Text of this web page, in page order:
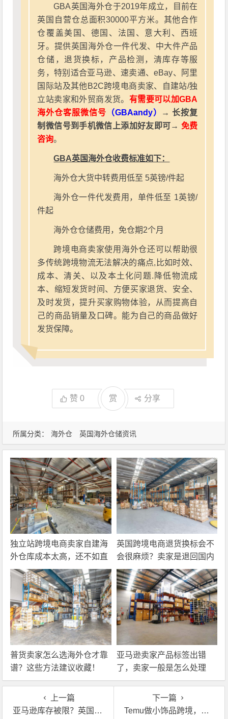
所属分类： 海外仓 英国海外仓储资讯
GBA英国海外仓于2019年成立，目前在
英国自营仓总面积30000平方米。其他合作
仓覆盖美国、德国、法国、意大利、西班
牙。提供英国海外仓一件代发、中大件产品
仓储，退货换标，产品检测，清库存等服
务，特别适合亚马逊、速卖通、eBay、阿里
国际站及其他B2C跨境电商卖家、自建站/独
立站卖家和外贸商发货。 有需要可以加GBA
海外仓客服微信号 （GBAandy）
→ 长按复
制微信号到手机微信上添加好友即可→ 免费
咨询。
GBA英国海外仓收费标准如下：
海外仓大货中转费用低至 5英镑/件起
海外仓一件代发费用，单件低至 1英镑/
件起
海外仓仓储费用，免仓期2个月
跨境电商卖家使用海外仓还可以帮助很
多传统跨境物流无法解决的痛点,比如时效、
成本、清关、以及本土化问题.降低物流成
本、缩短发货时间、方便买家退货、安全、
及时发货，提升买家购物体验，从而提高自
己的商品销量及口碑。能为自己的商品做好
发货保障。
赞0 赏 分享
独立站跨境电商卖家自建海
外仓库成本太高，还不如直
接找第三方自营海外仓！
英国跨境电商退货换标会不
会很麻烦？卖家是退回国内
还是在海外直接处理？
普货卖家怎么选海外仓才靠
谱？这些方法建议收藏！
亚马逊卖家产品标签出错
了，卖家一般是怎么处理
的？
上一篇
亚马逊库存被限？英国海外仓的这项服务能够帮大忙！
下一篇
Temu做小饰品跨境，海外仓一件代发多少钱？